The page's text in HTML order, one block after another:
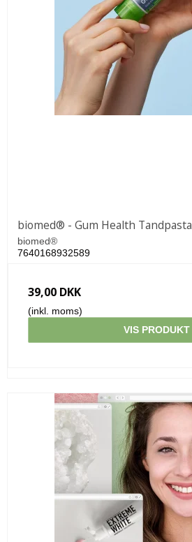
biomed® - Gum Health Tandpasta
biomed®
7640168932589
39,00 DKK
(inkl. moms)
VIS PRODUKT